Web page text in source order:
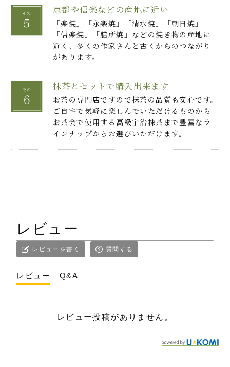
京都や信楽などの産地に近い
「楽焼」「永楽焼」「清水焼」「朝日焼」
「信楽焼」「膳所焼」などの焼き物の産地に
近く、多くの作家さんと古くからのつながり
があります。
抹茶とセットで購入出来ます
お茶の専門店ですので抹茶の品質も安心です。
ご自宅で気軽に楽しんでいただけるものから
お茶会で使用する高級宇治抹茶まで豊富なラ
インナップからお選びいただけます。
レビュー
レビューを書く 質問する
レビュー Q&A
レビュー投稿がありません。